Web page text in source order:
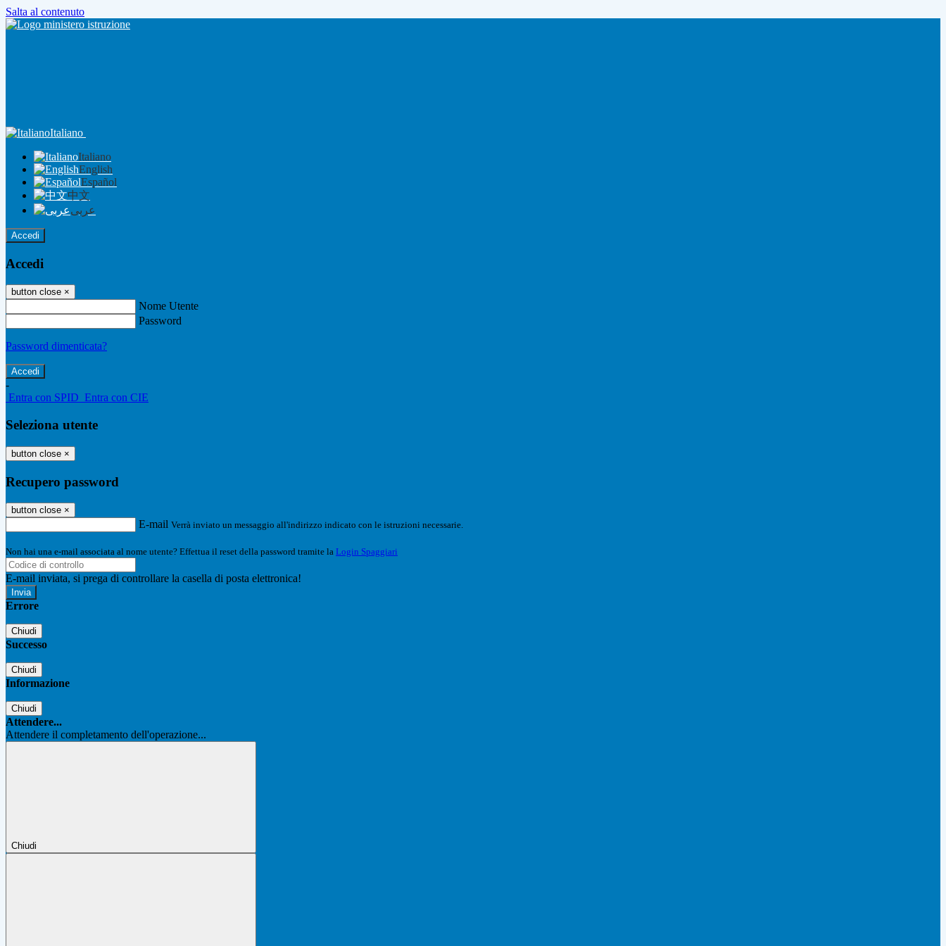
Salta al contenuto
Italiano
Italiano
English
Español
中文
عربى
Accedi
Accedi
button close ×
Nome Utente
Password
Password dimenticata?
-
Entra con SPID Entra con CIE
Seleziona utente
button close ×
Recupero password
button close ×
E-mail Verrà inviato un messaggio all'indirizzo indicato con le istruzioni necessarie.
Non hai una e-mail associata al nome utente? Effettua il reset della password tramite la Login Spaggiari
E-mail inviata, si prega di controllare la casella di posta elettronica!
Errore
Chiudi
Successo
Chiudi
Informazione
Chiudi
Attendere...
Attendere il completamento dell'operazione...
Chiudi